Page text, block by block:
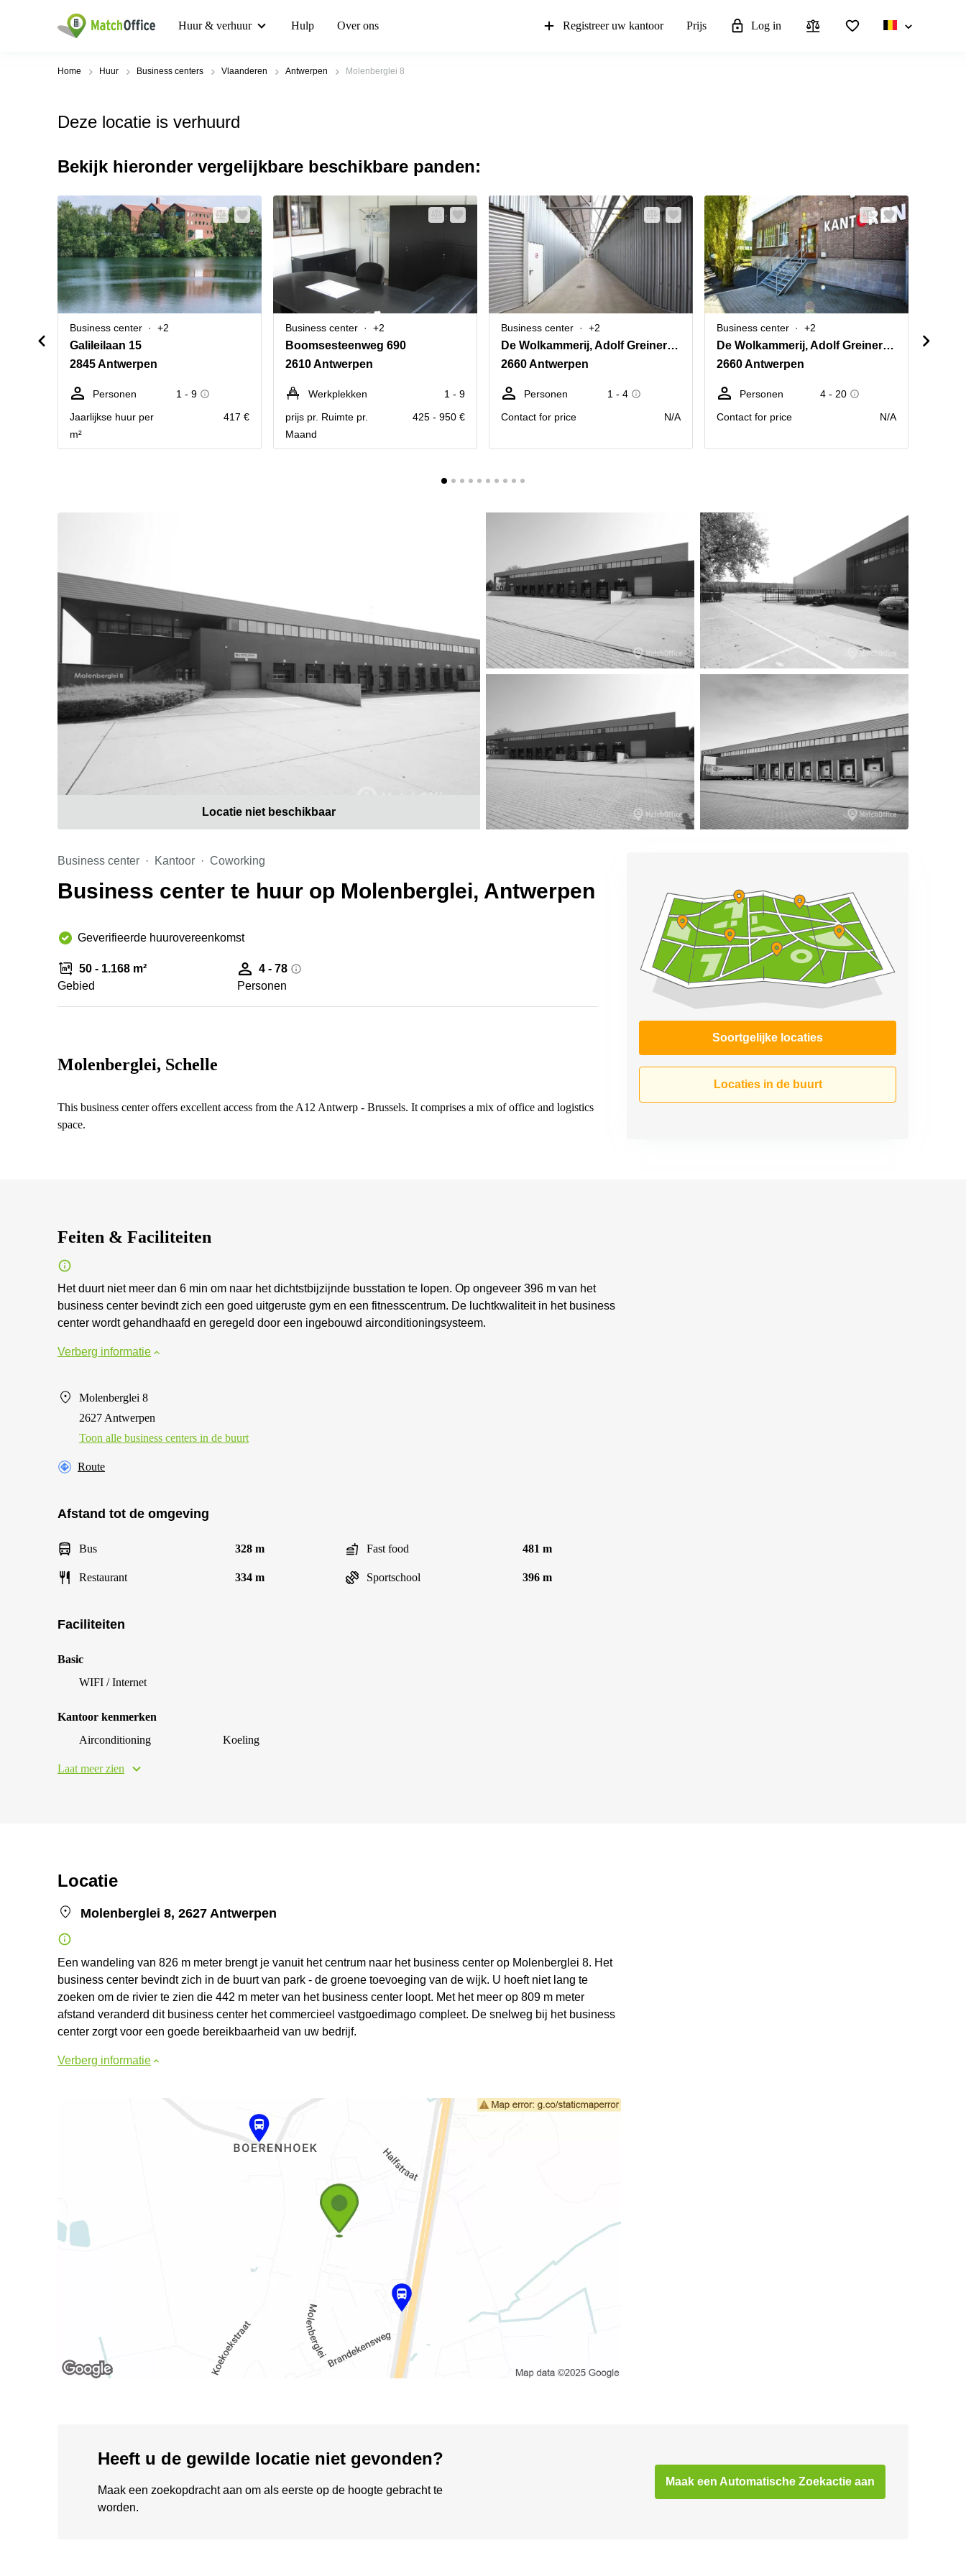
Huur & verhuur Hulp Over ons Registreer uw kantoor Prijs Log in
Home Huur Business centers Vlaanderen Antwerpen Molenberglei 8
Deze locatie is verhuurd
Bekijk hieronder vergelijkbare beschikbare panden:
Business center +2
Galileilaan 15
2845 Antwerpen
Personen
1 - 9
Jaarlijkse huur per
m²
417 €
Business center +2
Boomsesteenweg 690
2610 Antwerpen
Werkplekken
1 - 9
prijs pr. Ruimte pr.
Maand
425 - 950 €
Business center +2
De Wolkammerij, Adolf Greinerstraat 12, Hoboken Antwerpen
2660 Antwerpen
Personen
1 - 4
Contact for price
N/A
Business center +2
De Wolkammerij, Adolf Greinerstraat 12, Hoboken Antwerpen
2660 Antwerpen
Personen
4 - 20
Contact for price
N/A
Locatie niet beschikbaar
Business center Kantoor Coworking
Business center te huur op Molenberglei, Antwerpen
Geverifieerde huurovereenkomst
50 - 1.168 m²
Gebied
4 - 78
Personen
Soortgelijke locaties
Locaties in de buurt
Molenberglei, Schelle
This business center offers excellent access from the A12 Antwerp - Brussels. It comprises a mix of office and logistics
space.
Feiten & Faciliteiten
Het duurt niet meer dan 6 min om naar het dichtstbijzijnde busstation te lopen. Op ongeveer 396 m van het
business center bevindt zich een goed uitgeruste gym en een fitnesscentrum. De luchtkwaliteit in het business
center wordt gehandhaafd en geregeld door een ingebouwd airconditioningsysteem.
Verberg informatie
Molenberglei 8
2627 Antwerpen
Toon alle business centers in de buurt
Route
Afstand tot de omgeving
Bus 328 m Fast food 481 m
Restaurant 334 m Sportschool 396 m
Faciliteiten
Basic
WIFI / Internet
Kantoor kenmerken
Airconditioning
Koeling
Laat meer zien
Locatie
Molenberglei 8, 2627 Antwerpen
Een wandeling van 826 m meter brengt je vanuit het centrum naar het business center op Molenberglei 8. Het
business center bevindt zich in de buurt van park - de groene toevoeging van de wijk. U hoeft niet lang te
zoeken om de rivier te zien die 442 m meter van het business center loopt. Met het meer op 809 m meter
afstand veranderd dit business center het commercieel vastgoedimago compleet. De snelweg bij het business
center zorgt voor een goede bereikbaarheid van uw bedrijf.
Verberg informatie
Heeft u de gewilde locatie niet gevonden?
Maak een zoekopdracht aan om als eerste op de hoogte gebracht te
worden.
Maak een Automatische Zoekactie aan